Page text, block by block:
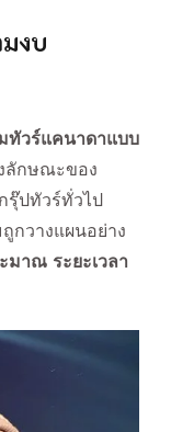
งบ
ทัวร์แคนาดาแบบ
ลักษณะของ
รุ๊ปทัวร์ทั่วไป
กวางแผนอย่าง
มาณ ระยะเวลา